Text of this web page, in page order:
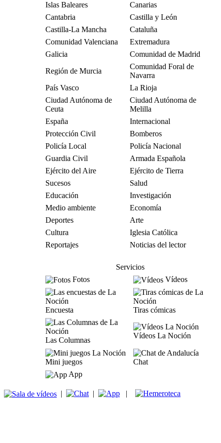
Islas Baleares
Canarias
Cantabria
Castilla y León
Castilla-La Mancha
Cataluña
Comunidad Valenciana
Extremadura
Galicia
Comunidad de Madrid
Región de Murcia
Comunidad Foral de
Navarra
País Vasco
La Rioja
Ciudad Autónoma de
Ceuta
Ciudad Autónoma de
Melilla
España
Internacional
Protección Civil
Bomberos
Policía Local
Policía Nacional
Guardia Civil
Armada Española
Ejército del Aire
Ejército de Tierra
Sucesos
Salud
Educación
Investigación
Medio ambiente
Economía
Deportes
Arte
Cultura
Iglesia Católica
Reportajes
Noticias del lector
Servicios
Fotos
Vídeos
Encuesta Tiras cómicas
Las Columnas
Vídeos La Noción
Mini juegos
Chat
App
| | |